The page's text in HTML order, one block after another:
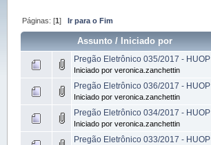
Páginas: [1]Ir para o Fim
Assunto/ Iniciado por
Pregão Eletrônico 035/2017 - HUOP
Iniciado por veronica.zanchettin
Pregão Eletrônico 036/2017 - HUOP
Iniciado por veronica.zanchettin
Pregão Eletrônico 034/2017 - HUOP
Iniciado por veronica.zanchettin
Pregão Eletrônico 033/2017 - HUOP